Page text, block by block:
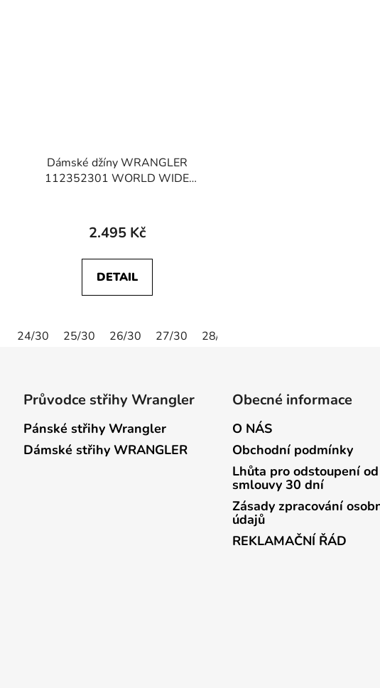
Dámské džíny WRANGLER
112352301 WORLD WIDE
2.495 Kč
DETAIL
24/30 25/30 26/30 27/30 28/30
Průvodce střihy Wrangler
Pánské střihy Wrangler
Dámské střihy WRANGLER
Obecné informace
O NÁS
Obchodní podmínky
Lhůta pro odstoupení od
smlouvy 30 dní
Zásady zpracování
údajů
REKLAMAČNÍ ŘÁD